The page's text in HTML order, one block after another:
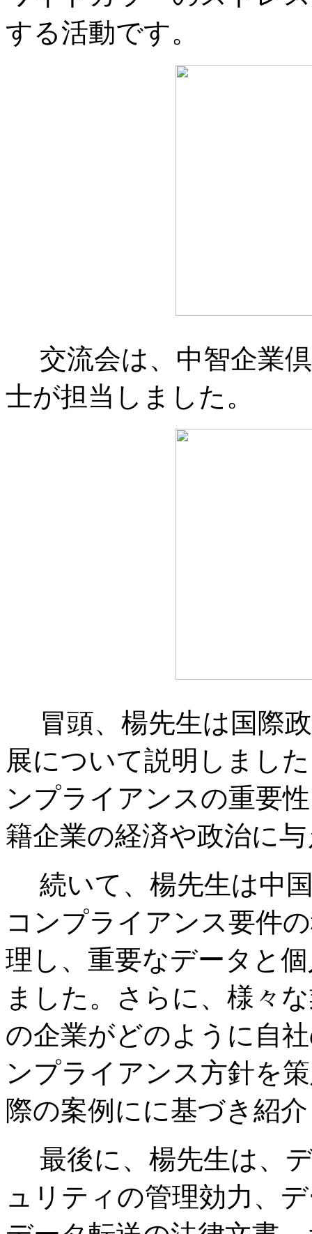
する活動です。
交流会は、中智企業
士が担当しました。
冒頭、楊先生は国際
展について説明しまし
ンプライアンスの重要
籍企業の経済や政治に
続いて、楊先生は中
コンプライアンス要件
理し、重要なデータと
ました。さらに、様々
の企業がどのように自
ンプライアンス方針を
際の案例にに基づき紹
最後に、楊先生は、
ュリティの管理効力、